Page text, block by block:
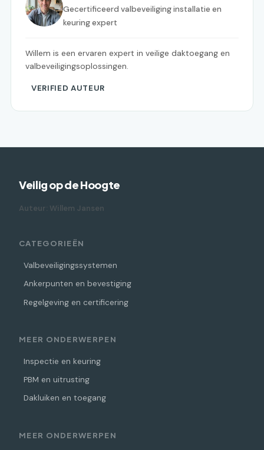
Gecertificeerd valbeveiliging installatie en
keuring expert
Willem is een ervaren expert in veilige daktoegang en
valbeveiligingsoplossingen.
VERIFIED AUTEUR
Veilig op de Hoogte
Auteur: Willem Jansen
CATEGORIEËN
Valbeveiligingssystemen
Ankerpunten en bevestiging
Regelgeving en certificering
MEER ONDERWERPEN
Inspectie en keuring
PBM en uitrusting
Dakluiken en toegang
MEER ONDERWERPEN